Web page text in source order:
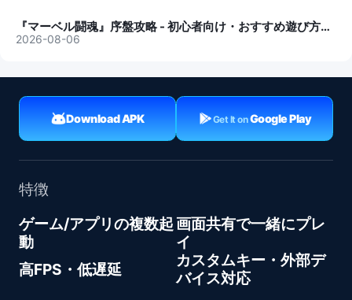
『マーベル闘魂』序盤攻略 - 初心者向け・おすすめ遊び方・コツ
2026-08-06
Download APK Get It onGoogle Play
特徴
ゲーム/アプリの複数起
動
画面共有で一緒にプレ
イ
高FPS・低遅延
カスタムキー・外部デ
バイス対応